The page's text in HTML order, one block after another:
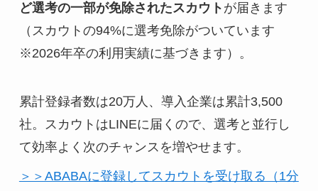
ど選考の一部が免除されたスカウト が届きます
（スカウトの94%に選考免除がついています
※2026年卒の利用実績に基づきます）。
累計登録者数は20万人、導入企業は累計3,500
社。スカウトはLINEに届くので、選考と並行し
て効率よく次のチャンスを増やせます。
＞＞ABABAに登録してスカウトを受け取る（1分